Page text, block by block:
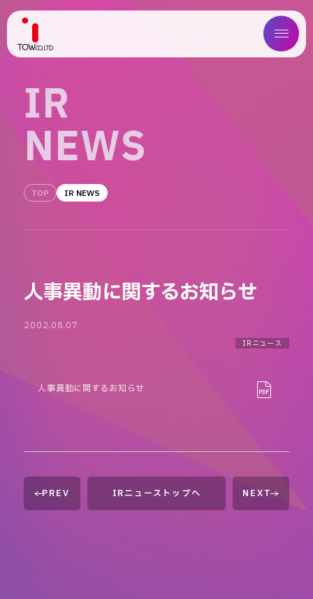
WORKS
COMPANY
IR
IR
NEWS
TOP IR NEWS
人事異動に関するお知らせ
2002.08.07
IRニュース
人事異動に関するお知らせ
PREV IRニューストップへ NEXT